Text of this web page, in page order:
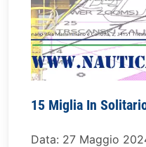
15 Miglia In
Data: 27 Maggio